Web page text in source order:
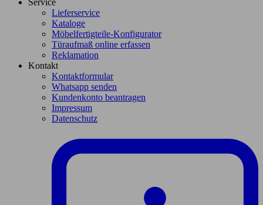
Service
Lieferservice
Kataloge
Möbelfertigteile-Konfigurator
Türaufmaß online erfassen
Reklamation
Kontakt
Kontaktformular
Whatsapp senden
Kundenkonto beantragen
Impressum
Datenschutz